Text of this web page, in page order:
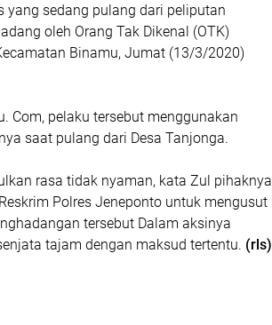
yang sedang pulang dari peliputan
oleh Orang Tak Dikenal (OTK)
Binamu, Jumat (13/3/2020)
Com, pelaku tersebut menggunakan
saat pulang dari Desa Tanjonga.
rasa tidak nyaman, kata Zul pihaknya
Polres Jeneponto untuk mengusut
tersebut Dalam aksinya
tajam dengan maksud tertentu. (rls)